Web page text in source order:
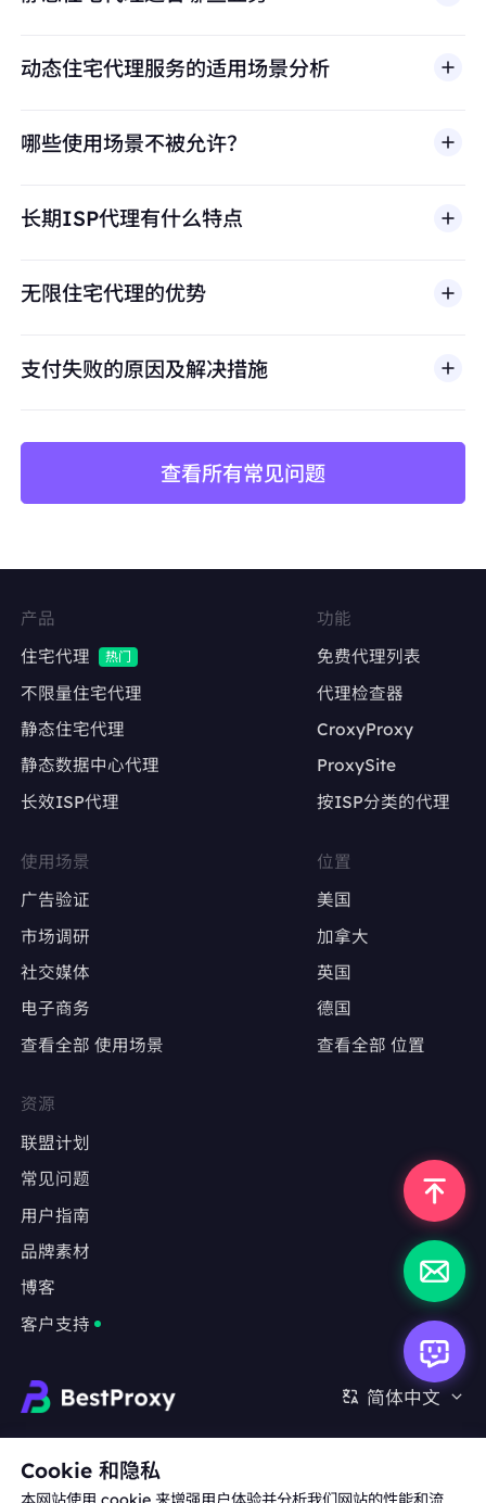
亚马逊、eBay、Shopify等平台的多账号运营，
保持每个店铺独立的IP身份，防止平台风控检测
长期稳定抓取竞品价格、库存、评论数据
矩阵账号运营
多账号管理
维持账号稳定的登录IP，降低异常登录风险
内容发布与互动
自动化发帖、点赞、评论，模拟真实用户行为
避免因IP变动导致账号被限流或封禁
Google Ads、Facebook Ads等广告平台的多
账户操作
确保每个广告账户使用固定IP，避免因IP变动触
发审核
广告效果测试
精准定位特定地区，测试广告投放效果
反爬严格的网站
采集LinkedIn、Indeed、Glassdoor等职业社
交平台数据
绕过基于IP频率限制或用户行为分析的防爬机制
金融数据（股票、外汇、加密货币）实时监控
房地产、旅游、电商等行业的竞品数据抓取
动态住宅代理服务的适用场景分析
哪些使用场景不被允许？
滥用、未经授权访问、绕过安全机制，或违反适用法律
业场景，包括公开网页数据访问、
、价格监
长期ISP代理有什么特点
无限住宅代理的优势
支付失败的原因及解决措施
查看所有常见问题
产品
住宅代理
热门
不限量住宅代理
静态住宅代理
静态数据中心代理
长效ISP代理
功能
免费代理列表
代理检查器
CroxyProxy
ProxySite
按ISP分类的代理
使用场景
广告验证
市场调研
社交媒体
电子商务
查看全部 使用场景
位置
美国
加拿大
英国
德国
查看全部 位置
资源
联盟计划
常见问题
用户指南
品牌素材
博客
客户支持
简体中文
合作:michael.wang@bestproxy.com
Cookie 和隐私